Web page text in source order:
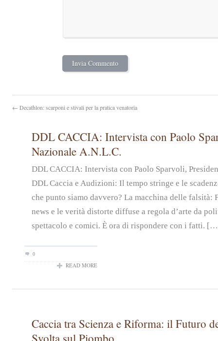
← Decathlon: scarponi e stivali per la pratica venatoria
DDL CACCIA: Intervista con Paolo
Nazionale A.N.L.C.
DDL CACCIA: Intervista con Paolo Sparvoli,
DDL Caccia e Audizioni: Il tempo stringe e le
che punto siamo davvero? La macchina delle falsità:
news e le verità distorte diffuse a regola d’arte da
spettacolo e comici. È ora di rispondere con i fatti.
0
READ MORE
Caccia tra Scienza e Riforma: il Futuro
Svolta sul Piombo